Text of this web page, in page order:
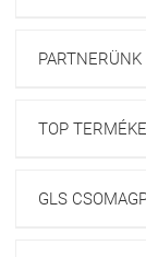
PARTNERÜNK
TOP
GLS